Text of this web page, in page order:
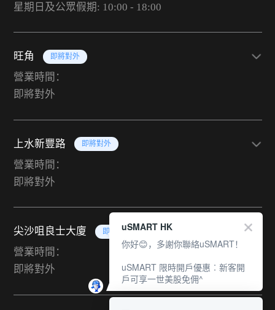
星期日及公眾假期: 10:00 - 18:00
旺角 即將對外
營業時間：
即將對外
上水新豐路 即將對外
營業時間：
即將對外
尖沙咀良士大廈 即將對外
營業時間：
即將對外
uSMART HK
你好😊，多謝你聯絡uSMART！
uSMART 限時開戶優惠︰新客開
戶可享一世美股免佣^